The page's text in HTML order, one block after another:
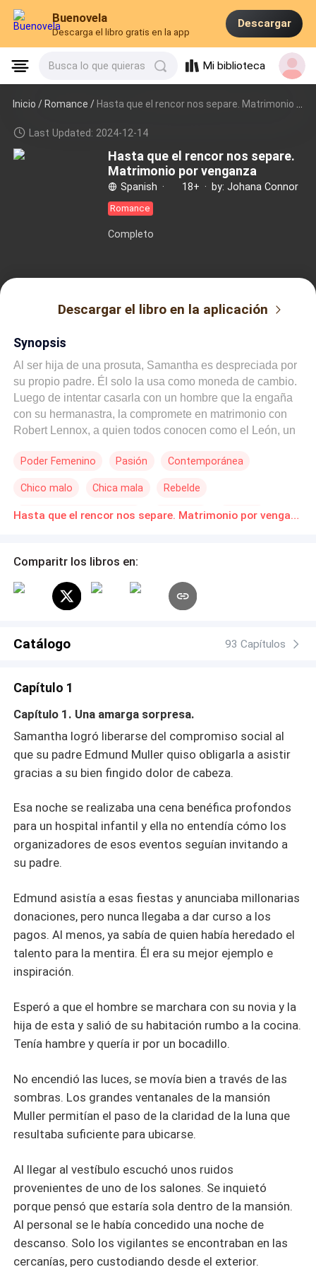
Buenovela
Descarga el libro gratis en la app
Descargar
Busca lo que quieras Mi biblioteca
Inicio /Romance / Hasta que el rencor nos separe. Matrimonio por venganza
Last Updated: 2024-12-14
Hasta que el rencor nos separe.
Matrimonio por venganza
Spanish · 18+ · by: Johana Connor
Romance
Completo
Descargar el libro en la aplicación
Synopsis
Al ser hija de una prosuta, Samantha es despreciada por
su propio padre. Él solo la usa como moneda de cambio.
Luego de intentar casarla con un hombre que la engaña
con su hermanastra, la compromete en matrimonio con
Robert Lennox, a quien todos conocen como el León, un
incalculable. Ella quiere utilizar a ese poderoso León
recibidas, sin imaginar que él tiene un plan parecido, que
además, la incluye a ella. ¿Podrá Samantha lograr su fin
Poder Femenino Pasión Contemporánea
Chico malo Chica mala Rebelde
Matrimonio por Contrato Venganza Traición Hasta que el rencor nos separe. Matrimonio por venganza Novelas Online Descarga gratuita de PDF
Comparitr los libros en:
Catálogo 93 Capítulos
Capítulo 1
Capítulo 1. Una amarga sorpresa.
Samantha logró liberarse del compromiso social al
que su padre Edmund Muller quiso obligarla a asistir
gracias a su bien fingido dolor de cabeza.
Esa noche se realizaba una cena benéfica profondos
para un hospital infantil y ella no entendía cómo los
organizadores de esos eventos seguían invitando a
su padre.
Edmund asistía a esas fiestas y anunciaba millonarias
donaciones, pero nunca llegaba a dar curso a los
pagos. Al menos, ya sabía de quien había heredado el
talento para la mentira. Él era su mejor ejemplo e
inspiración.
Esperó a que el hombre se marchara con su novia y la
hija de esta y salió de su habitación rumbo a la cocina.
Tenía hambre y quería ir por un bocadillo.
No encendió las luces, se movía bien a través de las
sombras. Los grandes ventanales de la mansión
Muller permitían el paso de la claridad de la luna que
resultaba suficiente para ubicarse.
Al llegar al vestíbulo escuchó unos ruidos
provenientes de uno de los salones. Se inquietó
porque pensó que estaría sola dentro de la mansión.
Al personal se le había concedido una noche de
descanso. Solo los vigilantes se encontraban en las
cercanías, pero custodiando desde el exterior.